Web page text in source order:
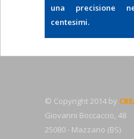
una precisione
centesimi.
© Copyright 2014 by
Giovanni Boccaccio, 48
25080 - Mazzano (BS)